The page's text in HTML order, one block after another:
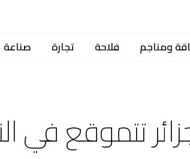
ومناجم فلاحة تجارة صناعة
تتموقع في